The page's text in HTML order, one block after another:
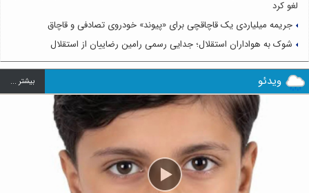
لغو کرد
جریمه میلیاردی یک قاچاقچی برای «پیوند» خودروی تصادفی و قاچاق
شوک به هواداران استقلال؛ جدایی رسمی رامین رضاییان از استقلال
ویدئو بيشتر ...